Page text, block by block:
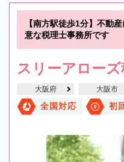
【南方駅徒歩1分】不動
意な税理士事務所です
スリーアロー
大阪府 大阪市
全国対応 初